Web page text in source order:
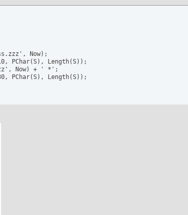
Now);
PChar(S), Length(S));
Now) + ' *';
PChar(S), Length(S));